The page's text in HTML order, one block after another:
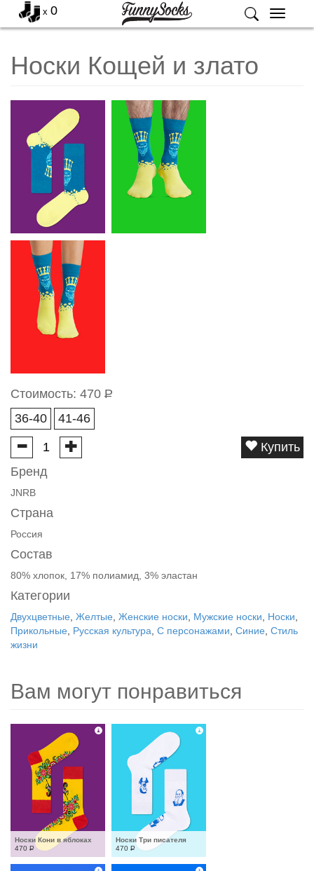
Меню
x 0
Носки Кощей и злато
Стоимость: 470 Р
36-40
41-46
Купить
Бренд
JNRB
Страна
Россия
Состав
80% хлопок, 17% полиамид, 3% эластан
Категории
Двухцветные Желтые Женские носки Мужские носки Носки
Прикольные
Русская культура С персонажами Синие Стиль
жизни
Вам могут понравиться
Носки Кони в яблоках
470 Р
Носки Три писателя
470 Р